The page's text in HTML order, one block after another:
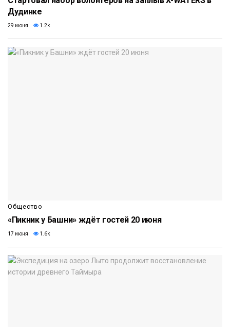
Дудинке
29 июня 1.2k
Общество
«Пикник у Башни» ждёт гостей 20 июня
17 июня 1.6k